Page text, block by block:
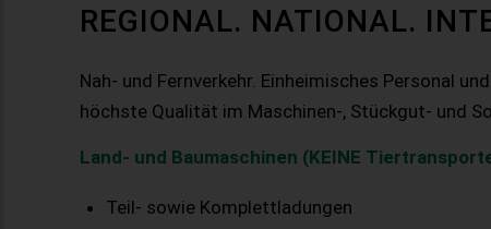
REGIONAL. NATIONAL.
Nah- und Fernverkehr. Einheimisches Personal
höchste Qualität im Maschinen-, Stückgut- und
Land- und Baumaschinen (KEINE
Teil- sowie Komplettladungen